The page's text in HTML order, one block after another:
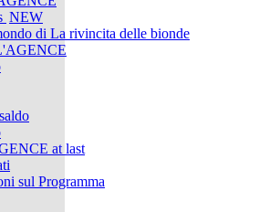
NEW
di La rivincita delle bionde
at last
sul Programma